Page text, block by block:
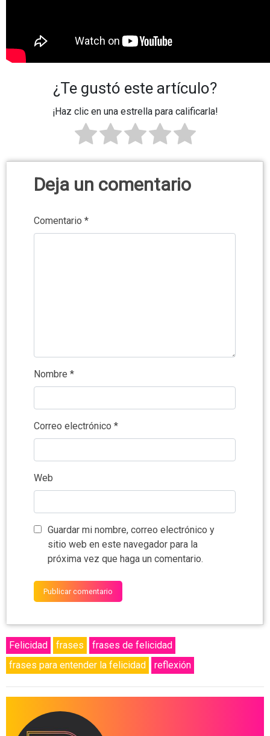
¿Te gustó este artículo?
¡Haz clic en una estrella para calificarla!
Deja un comentario
Comentario *
Nombre *
Correo electrónico *
Web
Guardar mi nombre, correo electrónico y
sitio web en este navegador para la
próxima vez que haga un comentario.
Felicidad frases
frases de felicidad
frases para entender la felicidad
reflexión